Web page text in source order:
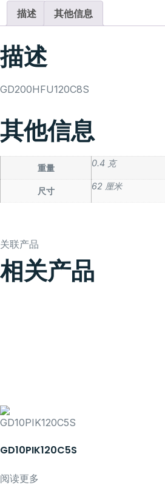
描述 其他信息
描述
GD200HFU120C8S
其他信息
重量 0.4 克
尺寸 62 厘米
关联产品
相关产品
GD10PIK120C5S
阅读更多